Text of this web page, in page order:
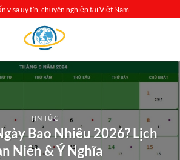
visa uy tín, chuyên nghiệp tại Việt Nam
TIN TỨC
Bao Nhiêu 2026? Lịch
Niên & Ý Nghĩa